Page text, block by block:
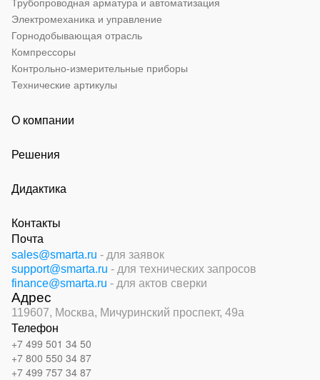
Трубопроводная арматура и автоматизация
Электромеханика и управление
Горнодобывающая отрасль
Компрессоры
Контрольно-измерительные приборы
Технические артикулы
О компании
Решения
Дидактика
Контакты
Почта
sales@smarta.ru - для заявок
support@smarta.ru - для технических запросов
finance@smarta.ru - для актов сверки
Адрес
119607, Москва, Мичуринский проспект, 49а
Телефон
+7 499 501 34 50
+7 800 550 34 87
+7 499 757 34 87